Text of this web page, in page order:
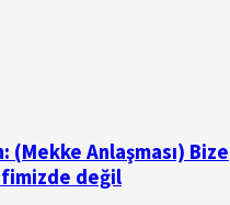
(Mekke Anlaşması) Bize
değil